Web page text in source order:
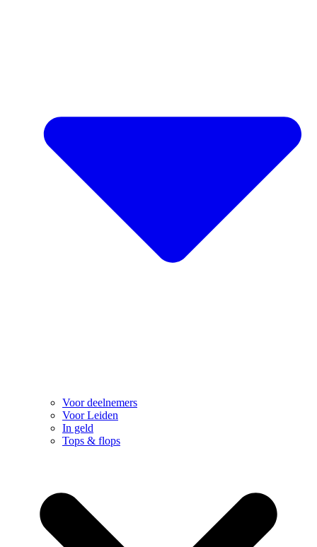
Voor deelnemers
Voor Leiden
In geld
Tops & flops